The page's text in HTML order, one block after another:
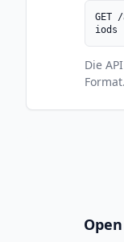
GET
iods
Die
Format.